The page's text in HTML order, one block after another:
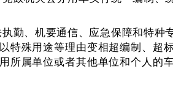
执勤、机要通信、应急保障和特种
特殊用途等理由变相超编制、超
所属单位或者其他单位和个人的